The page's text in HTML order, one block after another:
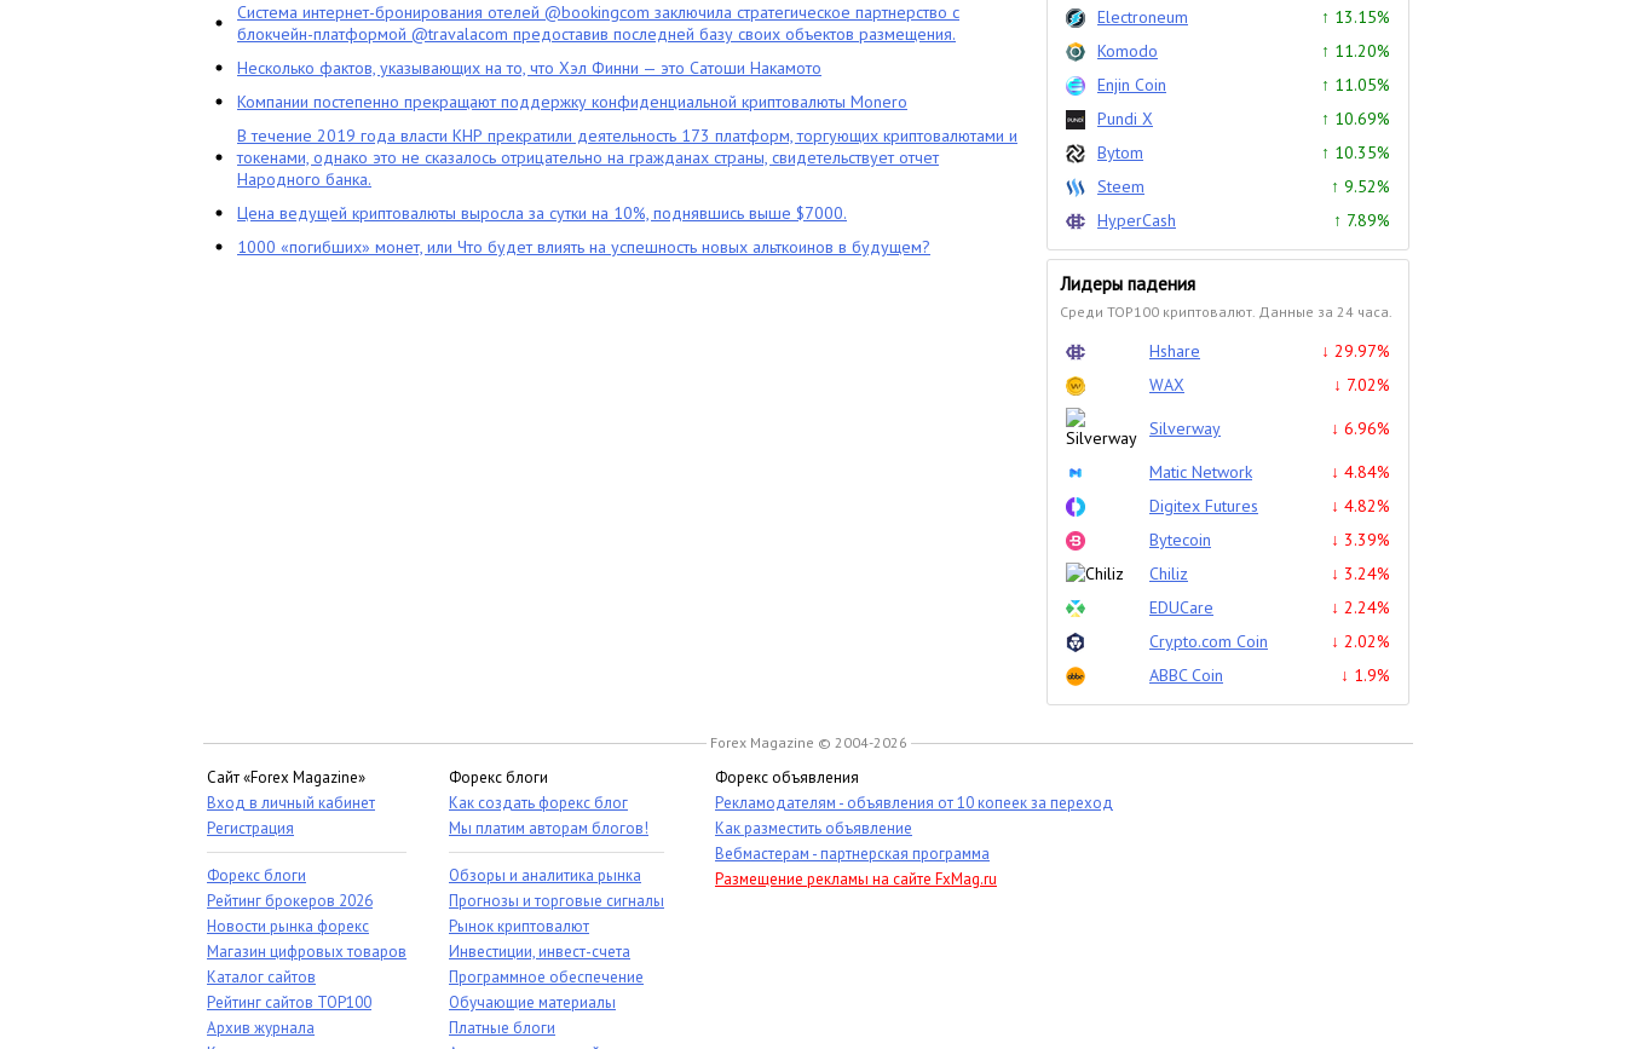
Система интернет-бронирования отелей @bookingcom заключила стратегическое партнерство с
блокчейн-платформой @travalacom предоставив последней базу своих объектов размещения.
Несколько фактов, указывающих на то, что Хэл Финни — это Сатоши Накамото
Компании постепенно прекращают поддержку конфиденциальной криптовалюты Monero
В течение 2019 года власти КНР прекратили деятельность 173 платформ, торгующих криптовалютами и
токенами, однако это не сказалось отрицательно на гражданах страны, свидетельствует отчет
Народного банка.
Цена ведущей криптовалюты выросла за сутки на 10%, поднявшись выше $7000.
1000 «погибших» монет, или Что будет влиять на успешность новых альткоинов в будущем?
Electroneum
↑ 13.15%
Komodo
↑ 11.20%
Enjin Coin
↑ 11.05%
Pundi X
↑ 10.69%
Bytom
↑ 10.35%
Steem
↑ 9.52%
HyperCash
↑ 7.89%
Лидеры падения
Среди TOP100 криптовалют. Данные за 24 часа.
Hshare
↓ 29.97%
WAX
↓ 7.02%
Silverway
↓ 6.96%
Matic Network
↓ 4.84%
Digitex Futures
↓ 4.82%
Bytecoin
↓ 3.39%
Chiliz
↓ 3.24%
EDUCare
↓ 2.24%
Crypto.com Coin
↓ 2.02%
ABBC Coin
↓ 1.9%
Forex Magazine © 2004-2026
Сайт «Forex Magazine»
Вход в личный кабинет
Регистрация
Форекс блоги
Рейтинг брокеров 2026
Новости рынка форекс
Магазин цифровых товаров
Каталог сайтов
Рейтинг сайтов TOP100
Архив журнала
Форекс блоги
Как создать форекс блог
Мы платим авторам блогов!
Обзоры и аналитика рынка
Прогнозы и торговые сигналы
Рынок криптовалют
Инвестиции, инвест-счета
Программное обеспечение
Обучающие материалы
Платные блоги
Форекс объявления
Рекламодателям - объявления от 10 копеек за переход
Как разместить объявление
Вебмастерам - партнерская программа
Размещение рекламы на сайте FxMag.ru